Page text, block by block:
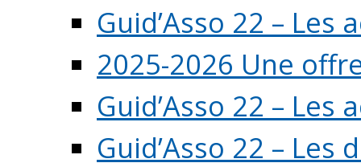
Guid’Asso 22 – Les
2025-2026 Une
Guid’Asso 22 –
Guid’Asso 22 – Les